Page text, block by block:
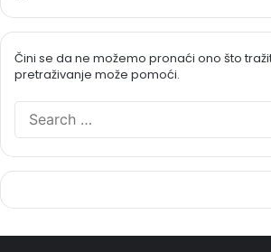
Čini se da ne možemo pronaći ono što
pretraživanje može pomoći.